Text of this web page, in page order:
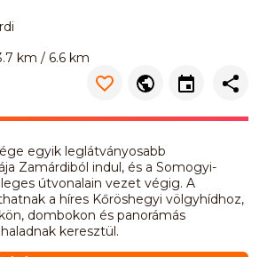
km / 6.6 km
egyik leglátványosabb
Zamárdiból indul, és a Somogyi-
útvonalain vezet végig. A
a híres Kőröshegyi völgyhídhoz,
dombokon és panorámás
keresztül.